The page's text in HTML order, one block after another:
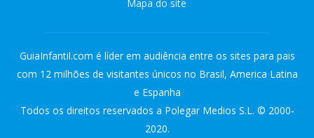
Mapa do site
GuiaInfantil.com é líder em audiência entre os sites para pais
com 12 milhões de visitantes únicos no Brasil, America Latina
e Espanha
Todos os direitos reservados a Polegar Medios S.L. © 2000-
2020.